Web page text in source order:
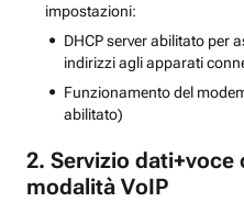
impostazioni:
DHCP server abilitato per
indirizzi agli apparati
Funzionamento del
abilitato)
2. Servizio
modalità VoIP